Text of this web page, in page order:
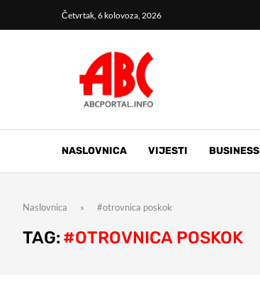
Četvrtak, 6 kolovoza, 2026
NASLOVNICA VIJESTI BUSINESS
Naslovnica » #otrovnica poskok
TAG: #OTROVNICA POSKOK